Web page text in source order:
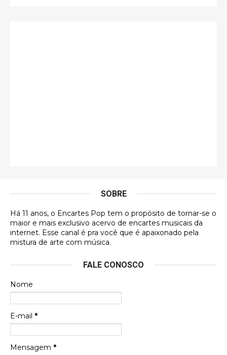
DVD MIDINHO
Francierton
futuras aquisições, e olhando o encarte aqui, me
Francierton
Espero que tenham sentido minha falta, informo
que estou de volta para trazer mais contribuições
SOBRE
Há 11 anos, o Encartes Pop tem o propósito de tornar-se o
maior e mais exclusivo acervo de encartes musicais da
internet. Esse canal é pra você que é apaixonado pela
mistura de arte com música.
FALE CONOSCO
Nome
E-mail *
Mensagem *